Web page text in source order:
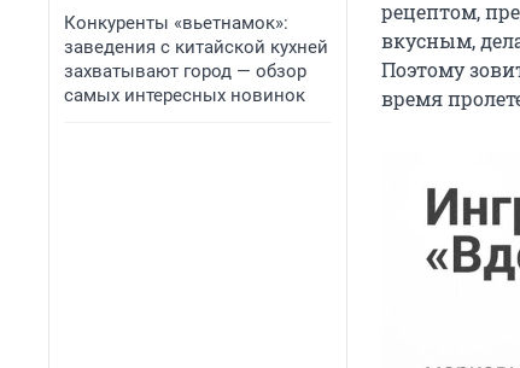
Конкуренты «вьетнамок»:
заведения с китайской кухней
захватывают город — обзор
самых интересных новинок
рецептом,
вкусным,
Поэтому
время